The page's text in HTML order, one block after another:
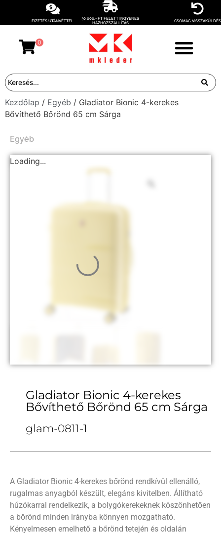
FIZETÉS UTÁNVÉTTEL
30 000,- FT FELETT INGYENES
HÁZHOZSZÁLLÍTÁS
CSOMAG VISSZAKÜLDÉS
0
Kezdőlap / Egyéb / Gladiator Bionic 4-kerekes
Bővíthető Bőrönd 65 cm Sárga
Egyéb
Loading...
Gladiator Bionic 4-kerekes
Bővíthető Bőrönd 65 cm Sárga
glam-0811-1
A Gladiator Bionic 4-kerekes bőrönd rendkívül ellenálló,
rugalmas anyagból készült, elegáns kivitelben. Állítható
húzókarral rendelkezik, a bolygókerekeknek köszönhetően
a bőrönd minden irányba könnyen mozgatható.
Kényelmesen emelhető a bőrönd tetején és oldalán